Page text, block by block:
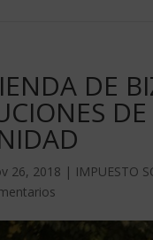
DE
26, 2018 | IMPUESTO